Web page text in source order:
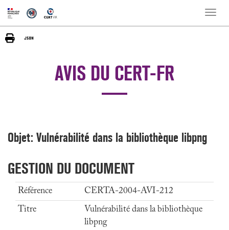
Toggle
AVIS DU CERT-FR
Objet: Vulnérabilité dans la bibliothèque libpng
GESTION DU DOCUMENT
Référence
CERTA-2004-AVI-212
Titre
Vulnérabilité dans la bibliothèque
libpng